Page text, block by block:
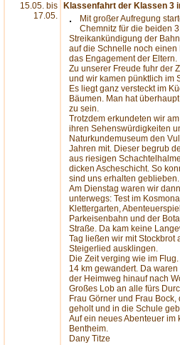
15.05. bis
17.05.
Klassenfahrt der Klassen 3
Mit großer Aufregung
Chemnitz für die beiden
Streikankündigung der
auf die Schnelle noch
das Engagement der Eltern.
Zu unserer Freude fuhr der
und wir kamen pünktlich im
Es liegt ganz versteckt im
Bäumen. Man hat
zu sein.
Trotzdem erkundeten wir
ihren Sehenswürdigkeiten
Naturkundemuseum den
Jahren mit. Dieser begrub
aus riesigen
dicken Ascheschicht. So
sind uns erhalten geblieben.
Am Dienstag waren wir
unterwegs: Test im
Klettergarten,
Parkeisenbahn und der
Straße. Da kam keine
Tag ließen wir mit Stockbrot
Steigerlied ausklingen.
Die Zeit verging wie im
14 km gewandert. Da
der Heimweg hinauf nach
Großes Lob an alle fürs
Frau Görner und Frau
geholt und in die Schule
Auf ein neues Abenteuer im
Bentheim.
Dany Titze